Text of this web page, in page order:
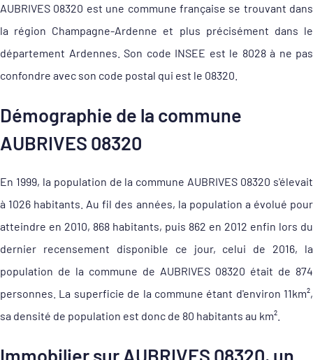
AUBRIVES 08320 est une commune française se trouvant dans
la région Champagne-Ardenne et plus précisément dans le
département Ardennes. Son code INSEE est le 8028 à ne pas
confondre avec son code postal qui est le 08320.
Démographie de la commune
AUBRIVES 08320
En 1999, la population de la commune AUBRIVES 08320 s'élevait
à 1026 habitants. Au fil des années, la population a évolué pour
atteindre en 2010, 868 habitants, puis 862 en 2012 enfin lors du
dernier recensement disponible ce jour, celui de 2016, la
population de la commune de AUBRIVES 08320 était de 874
personnes. La superficie de la commune étant d'environ 11km²,
sa densité de population est donc de 80 habitants au km².
Immobilier sur AUBRIVES 08320, un